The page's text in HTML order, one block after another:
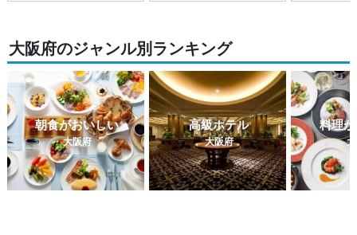
大阪府のジャンル別ランキング
朝食がおいしい
大阪府
高級ホテル
大阪府
料理